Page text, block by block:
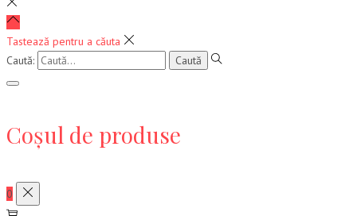
Tastează pentru a căuta
Caută:
Coșul de produse
0